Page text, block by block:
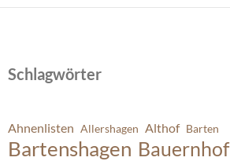
Schlagwörter
Ahnenlisten Allershagen Althof Barten
Bartenshagen Bauernhof